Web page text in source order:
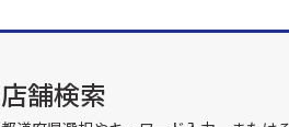
店舗検索